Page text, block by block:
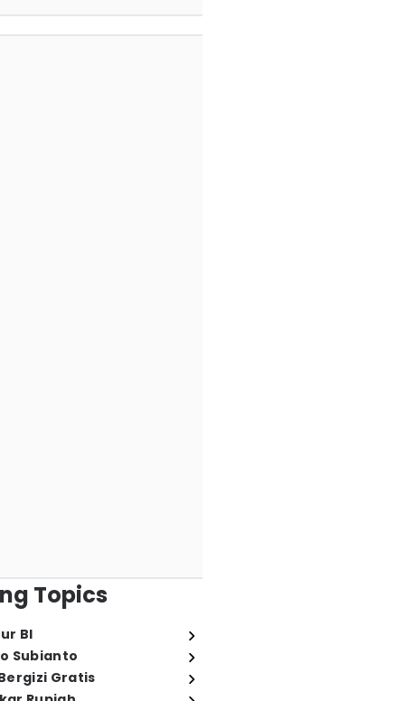
Topics
BI
Subianto
Gratis